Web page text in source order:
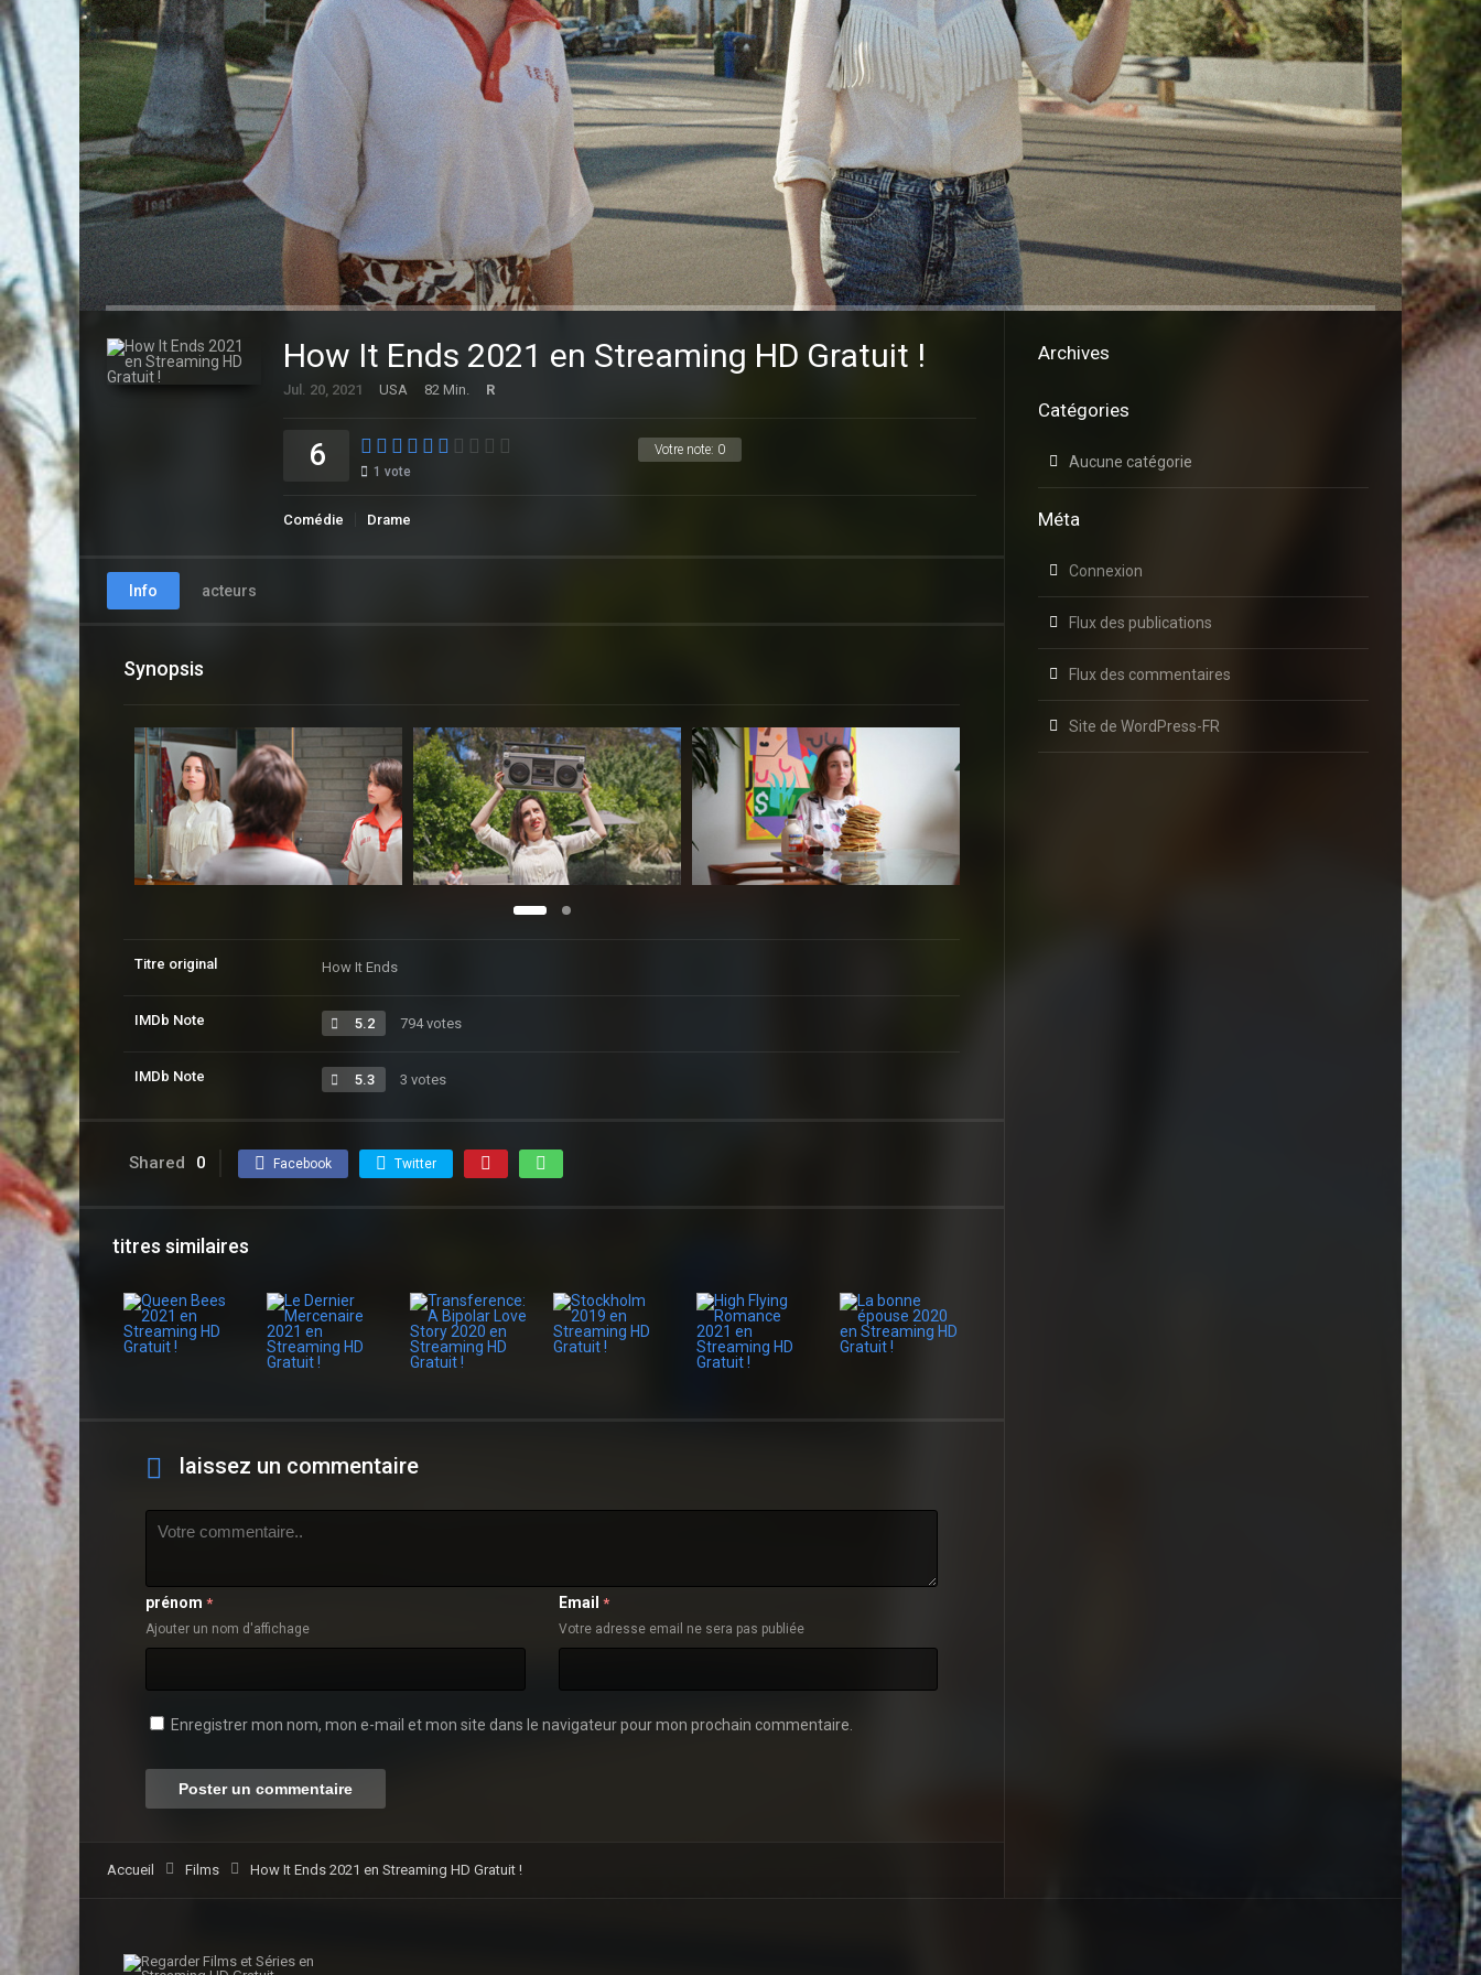
How It Ends 2021 en Streaming HD Gratuit !
Jul. 20, 2021 USA 82 Min. R
Votre note: 0
6 1 vote
Comédie Drame
Info acteurs
Synopsis
Titre original How It Ends
IMDb Note 5.2 794 votes
IMDb Note 5.3 3 votes
Shared 0 Facebook Twitter
titres similaires
laissez un commentaire
prénom *
Ajouter un nom d'affichage
Email *
Votre adresse email ne sera pas publiée
Enregistrer mon nom, mon e-mail et mon site dans le navigateur pour mon prochain commentaire.
Accueil Films How It Ends 2021 en Streaming HD Gratuit !
Archives
Catégories
Aucune catégorie
Méta
Connexion
Flux des publications
Flux des commentaires
Site de WordPress-FR